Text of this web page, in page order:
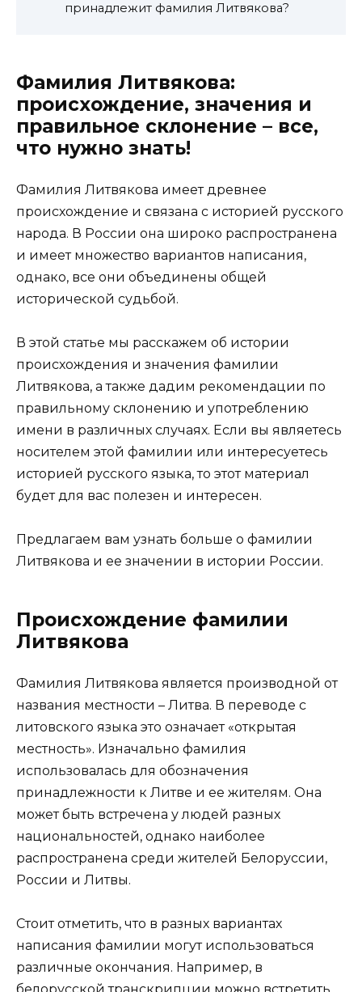
принадлежит фамилия Литвякова?
Фамилия Литвякова:
происхождение, значения и
правильное склонение – все,
что нужно знать!
Фамилия Литвякова имеет древнее
происхождение и связана с историей русского
народа. В России она широко распространена
и имеет множество вариантов написания,
однако, все они объединены общей
исторической судьбой.
В этой статье мы расскажем об истории
происхождения и значения фамилии
Литвякова, а также дадим рекомендации по
правильному склонению и употреблению
имени в различных случаях. Если вы являетесь
носителем этой фамилии или интересуетесь
историей русского языка, то этот материал
будет для вас полезен и интересен.
Предлагаем вам узнать больше о фамилии
Литвякова и ее значении в истории России.
Происхождение фамилии
Литвякова
Фамилия Литвякова является производной от
названия местности – Литва. В переводе с
литовского языка это означает «открытая
местность». Изначально фамилия
использовалась для обозначения
принадлежности к Литве и ее жителям. Она
может быть встречена у людей разных
национальностей, однако наиболее
распространена среди жителей Белоруссии,
России и Литвы.
Стоит отметить, что в разных вариантах
написания фамилии могут использоваться
различные окончания. Например, в